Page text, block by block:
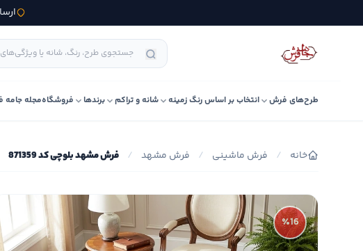
طرح‌های فرش انتخاب بر اساس رنگ زمینه شانه و تراکم برندها فروشگاهمجله
خانه / فرش ماشینی / فرش مشهد / فرش مشهد بلوچی کد 871359
٪16